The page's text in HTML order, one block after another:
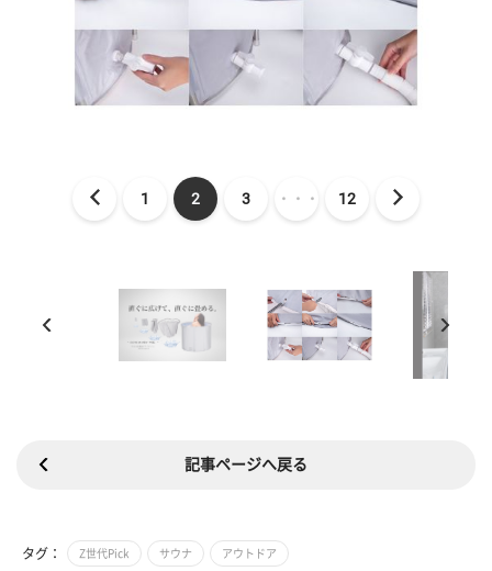
1 2 3 ・・・ 12
記事ページへ戻る
タグ： Z世代Pick サウナ アウトドア